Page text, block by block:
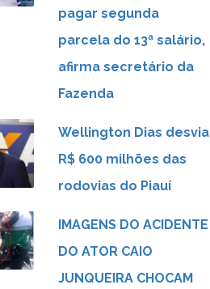
pagar segunda
parcela do 13ª salário,
afirma secretário da
Fazenda
Wellington Dias desvia
R$ 600 milhões das
rodovias do Piauí
IMAGENS DO ACIDENTE
DO ATOR CAIO
JUNQUEIRA CHOCAM